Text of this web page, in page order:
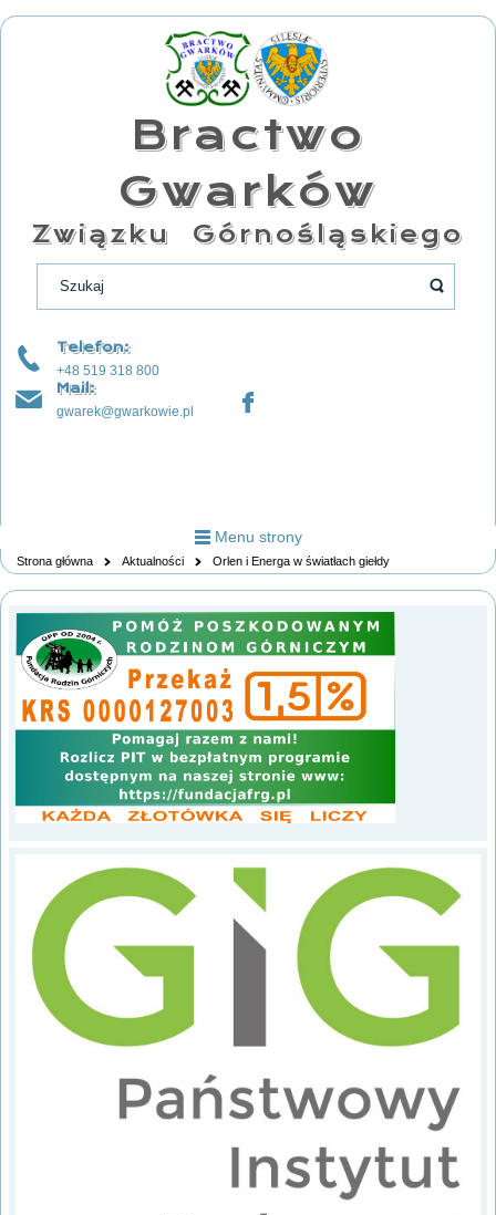
Bractwo
Gwarków
Związku Górnośląskiego
Telefon:
+48 519 318 800
Mail:
gwarek@gwarkowie.pl
Menu strony
Strona główna Aktualności Orlen i Energa w światłach giełdy